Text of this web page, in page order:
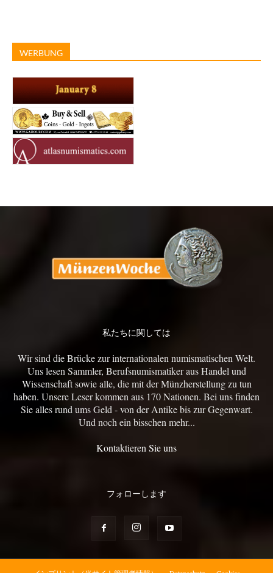
WERBUNG
私たちに関しては
Wir sind die Brücke zur internationalen numismatischen Welt.
Uns lesen Sammler, Berufsnumismatiker aus Handel und
Wissenschaft sowie alle, die mit der Münzherstellung zu tun
haben. Unsere Leser kommen aus 170 Nationen. Bei uns finden
Sie alles rund ums Geld - von der Antike bis zur Gegenwart.
Und noch ein bisschen mehr...
Kontaktieren Sie uns
フォローします